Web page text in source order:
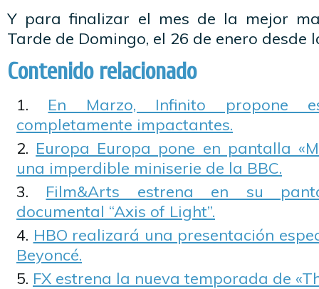
Y para finalizar el mes de la mejor
Tarde de Domingo, el 26 de enero desde
Contenido relacionado
En Marzo, Infinito propone
completamente impactantes.
Europa Europa pone en pantalla
una imperdible miniserie de la BBC.
Film&Arts estrena en su
documental “Axis of Light”.
HBO realizará una presentación
Beyoncé.
FX estrena la nueva temporada de